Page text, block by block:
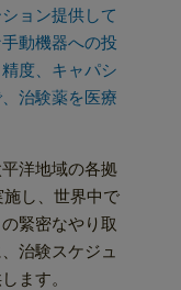
ョン提供して
動機器への投
度、キャパシ
治験薬を医療
洋地域の各拠
し、世界中で
緊密なやり取
治験スケジュ
ます。